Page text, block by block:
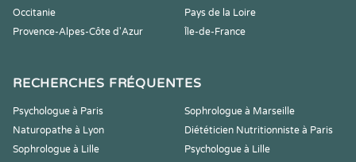
Occitanie
Pays de la Loire
Provence-Alpes-Côte d'Azur
Île-de-France
RECHERCHES FRÉQUENTES
Psychologue à Paris
Sophrologue à Marseille
Naturopathe à Lyon
Diététicien Nutritionniste à Paris
Sophrologue à Lille
Psychologue à Lille